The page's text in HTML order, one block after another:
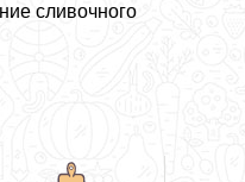
сливочного